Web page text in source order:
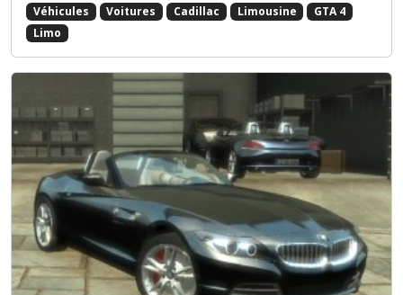
Véhicules Voitures Cadillac Limousine
GTA 4
Limo